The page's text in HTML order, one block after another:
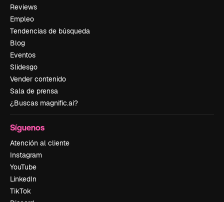
Reviews
Empleo
Tendencias de búsqueda
Blog
Eventos
Slidesgo
Vender contenido
Sala de prensa
¿Buscas magnific.ai?
Síguenos
Atención al cliente
Instagram
YouTube
LinkedIn
TikTok